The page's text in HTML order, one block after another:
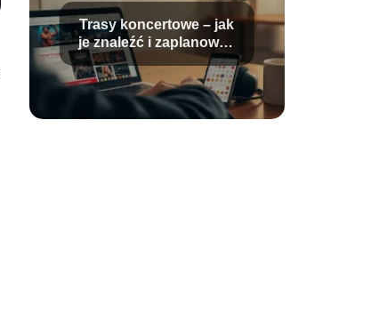
Trasy koncertowe – jak
je znaleźć i zaplanować
udział?